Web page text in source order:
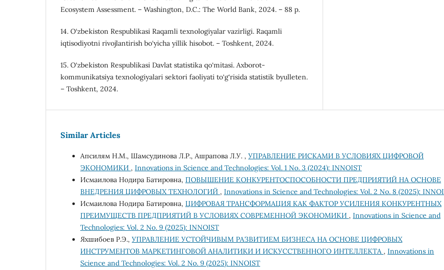
Ecosystem Assessment. – Washington, D.C.: The World Bank, 2024. – 88 p.
14. O‘zbekiston Respublikasi Raqamli texnologiyalar vazirligi. Raqamli
iqtisodiyotni rivojlantirish bo‘yicha yillik hisobot. – Toshkent, 2024.
15. O‘zbekiston Respublikasi Davlat statistika qo‘mitasi. Axborot-
kommunikatsiya texnologiyalari sektori faoliyati to‘g‘risida statistik byulleten.
– Toshkent, 2024.
Similar Articles
Апсилям Н.М., Шамсудинова Л.Р., Ашрапова Л.У. , УПРАВЛЕНИЕ РИСКАМИ В УСЛОВИЯХ ЦИФРОВОЙ
ЭКОНОМИКИ , Innovations in Science and Technologies: Vol. 1 No. 3 (2024): INNOIST
Исмаилова Нодира Батировна, ПОВЫШЕНИЕ КОНКУРЕНТОСПОСОБНОСТИ ПРЕДПРИЯТИЙ НА ОСНОВЕ
ВНЕДРЕНИЯ ЦИФРОВЫХ ТЕХНОЛОГИЙ , Innovations in Science and Technologies: Vol. 2 No. 8 (2025):
Исмаилова Нодира Батировна, ЦИФРОВАЯ ТРАНСФОРМАЦИЯ КАК ФАКТОР УСИЛЕНИЯ КОНКУРЕНТНЫХ
ПРЕИМУЩЕСТВ ПРЕДПРИЯТИЙ В УСЛОВИЯХ СОВРЕМЕННОЙ ЭКОНОМИКИ , Innovations in Science and
Technologies: Vol. 2 No. 9 (2025): INNOIST
Яхшибоев Р.Э., УПРАВЛЕНИЕ УСТОЙЧИВЫМ РАЗВИТИЕМ БИЗНЕСА НА ОСНОВЕ ЦИФРОВЫХ
ИНСТРУМЕНТОВ МАРКЕТИНГОВОЙ АНАЛИТИКИ И ИСКУССТВЕННОГО ИНТЕЛЛЕКТА , Innovations in
Science and Technologies: Vol. 2 No. 9 (2025): INNOIST